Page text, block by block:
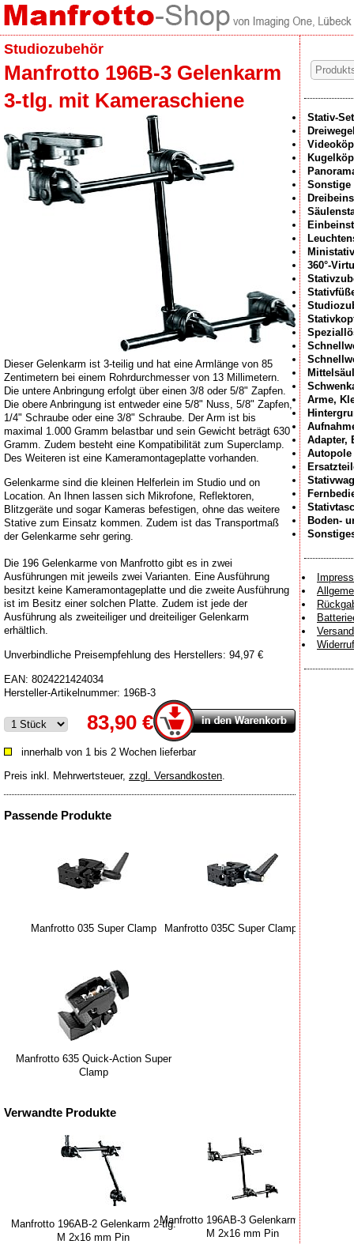
Studiozubehör
Manfrotto 196B-3 Gelenkarm
3-tlg. mit Kameraschiene
Dieser Gelenkarm ist 3-teilig und hat eine Armlänge von 85
Zentimetern bei einem Rohrdurchmesser von 13 Millimetern.
Die untere Anbringung erfolgt über einen 3/8 oder 5/8" Zapfen.
Die obere Anbringung ist entweder eine 5/8" Nuss, 5/8" Zapfen,
1/4" Schraube oder eine 3/8" Schraube. Der Arm ist bis
maximal 1.000 Gramm belastbar und sein Gewicht beträgt 630
Gramm. Zudem besteht eine Kompatibilität zum Superclamp.
Des Weiteren ist eine Kameramontageplatte vorhanden.
Gelenkarme sind die kleinen Helferlein im Studio und on
Location. An Ihnen lassen sich Mikrofone, Reflektoren,
Blitzgeräte und sogar Kameras befestigen, ohne das weitere
Stative zum Einsatz kommen. Zudem ist das Transportmaß
der Gelenkarme sehr gering.
Die 196 Gelenkarme von Manfrotto gibt es in zwei
Ausführungen mit jeweils zwei Varianten. Eine Ausführung
besitzt keine Kameramontageplatte und die zweite Ausführung
ist im Besitz einer solchen Platte. Zudem ist jede der
Ausführung als zweiteiliger und dreiteiliger Gelenkarm
erhältlich.
Unverbindliche Preisempfehlung des Herstellers: 94,97 €
EAN: 8024221424034
Hersteller-Artikelnummer: 196B-3
83,90 €
innerhalb von 1 bis 2 Wochen lieferbar
Preis inkl. Mehrwertsteuer, zzgl. Versandkosten
Passende Produkte
Manfrotto 035 Super Clamp Manfrotto 035C Super Clamp Foto
Manfrotto 635 Quick-Action Super
Clamp
Verwandte Produkte
Manfrotto 196AB-2 Gelenkarm 2-tlg.
M 2x16 mm Pin
Manfrotto 196AB-3 Gelenkarm 3-tlg.
M 2x16 mm Pin
Stativ-
Sonstige
360°-
Arme,
Adapter,
Autopole
Boden-
Widerruf